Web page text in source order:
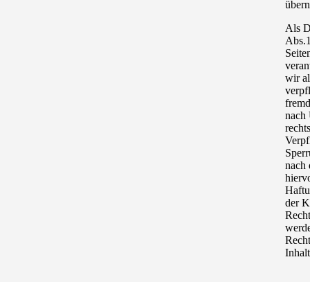
Als
wir
nach
nach
der